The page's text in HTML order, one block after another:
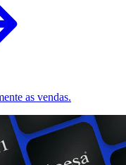
as vendas.